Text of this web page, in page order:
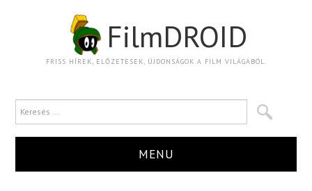
FilmDROID
FRISS HÍREK, ELŐZETESEK, ÚJDONSÁGOK A FILM VILÁGÁBÓL.
MENU